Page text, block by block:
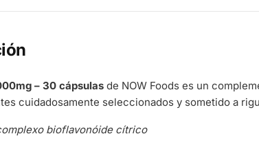
– 30 cápsulas de NOW Foods es un
cuidadosamente seleccionados y sometido a
bioflavonóide cítrico